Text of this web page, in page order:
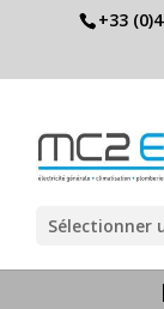
+33
Sélectionner